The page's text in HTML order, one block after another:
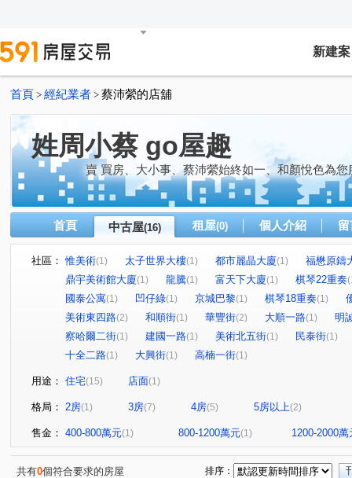
新建案
首頁 > 經紀業者 > 蔡沛縈的店舖
姓周小蔡 go屋趣
賣 買房、大小事、蔡沛縈始終如一、和顏悅色為您
首頁 中古屋(16) 租屋(0) 個人介紹
社區： 惟美術(1) 太子世界大樓(1) 都市麗晶大廈(1)
福懋原鑄
鼎宇美術館大廈(1) 龍騰(1) 富天下大廈(1) 棋琴22重奏
國泰公寓(1) 凹仔綠(1) 京城巴黎(1) 棋琴18重奏(1)
美術東四路(2) 和順街(1) 華豐街(2) 大順一路(1)
明
察哈爾二街(1) 建國一路(1) 美術北五街(1) 民泰街(1)
十全二路(1) 大興街(1) 高楠一街(1)
用途： 住宅(15) 店面(1)
格局： 2房(1) 3房(7) 4房(5) 5房以上(2)
售金： 400-800萬元(1) 800-1200萬元(1) 1200-2000萬
共有0個符合要求的房屋 排序：